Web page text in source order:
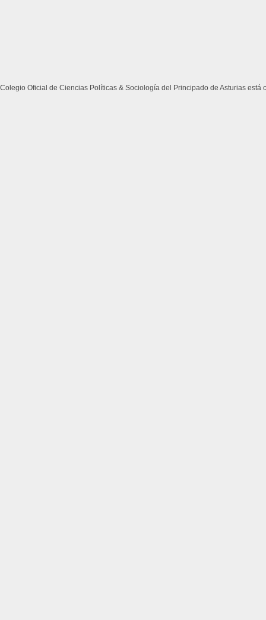
Colegio Oficial de Ciencias Políticas & Sociología del Principado de Asturias está